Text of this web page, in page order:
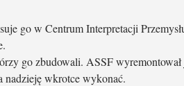
go w Centrum Interpretacji
go zbudowali. ASSF
nadzieję wkrotce wykonać.